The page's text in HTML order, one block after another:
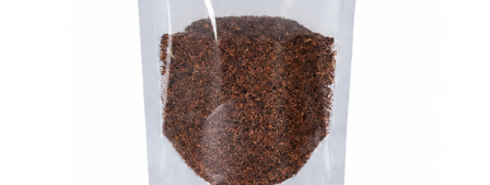
Prece ir pieejama saņemšanai pakomātā.
Cena par 100 gab.
20,45 €
1 000+ gab.